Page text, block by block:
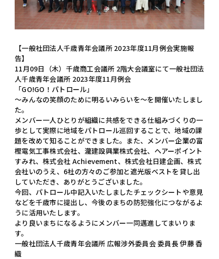
【一般社団法人千歳青年会議所 2023年度11月例会実施報
告】
11月09日（木）千歳商工会議所 2階大会議室にて一般社団法
人千歳青年会議所 2023年度11月例会
「GO!GO！パトロール」
〜みんなの笑顔のために明るいみらいを〜を開催いたしまし
た。
メンバー一人ひとりが組織に共感をできる仕組みづくりの一
歩として実際に地域をパトロール巡回することで、地域の課
題を改めて知ることができました。また、メンバー企業の富
樫電気工事株式会社、瀧建設興業株式会社、ヘアーポイント
すみれ、株式会社 Achievement、株式会社日建企画、株式
会社いのうえ、6社の方々のご参加と遮光版ベストを貸し出
していただき、ありがとうございました。
今回、パトロール中記入いたしましたチェックシートや意見
などを千歳市に提出し、今後のまちの防犯強化につながるよ
うに活用いたします。
より良いまちになるようにメンバー一同邁進してまいりま
す。
一般社団法人千歳青年会議所 広報涉外委員会 委員長 伊藤 香
織